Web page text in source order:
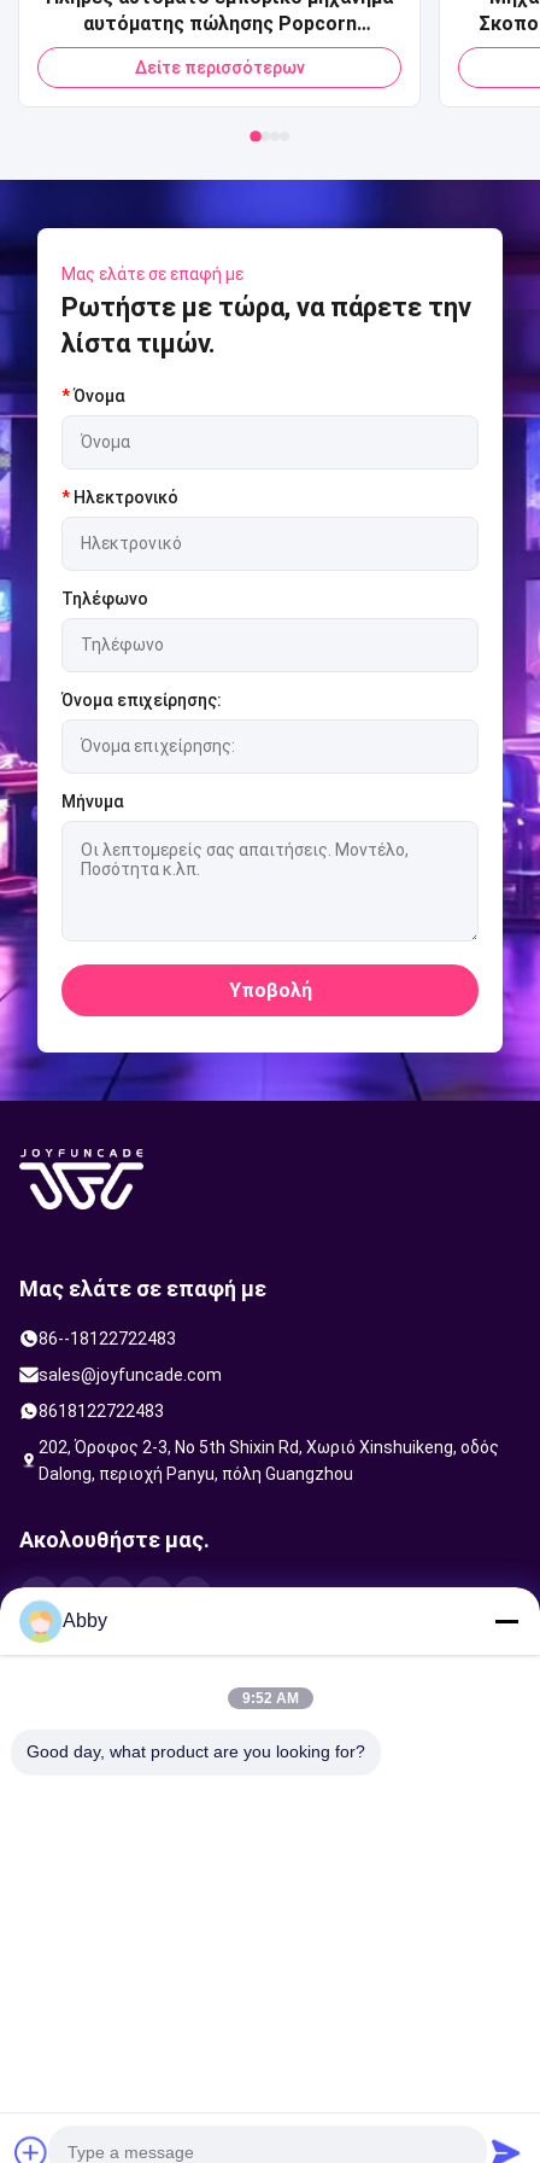
αυτόματης πώλησης Popcorn
Πιστωτική κάρτα QR Code Πληρωμή
Μηχάνημα αυτόματης πώλησης Pop
Corn για Mall
Δείτε περισσότερων
Sports
Μας ελάτε σε επαφή με
Ρωτήστε με τώρα, να πάρετε την
λίστα τιμών.
*Όνομα
* Ηλεκτρονικό
Τηλέφωνο
Όνομα επιχείρησης:
Μήνυμα
Υποβολή
Μας ελάτε σε επαφή με
86--18122722483
sales@joyfuncade.com
8618122722483
202, Όροφος 2-3, No 5th Shixin Rd, Χωριό Xinshuikeng, οδός
Dalong, περιοχή Panyu, πόλη Guangzhou
Ακολουθήστε μας.
Abby
9:52 AM
Good day, what product are you looking for?